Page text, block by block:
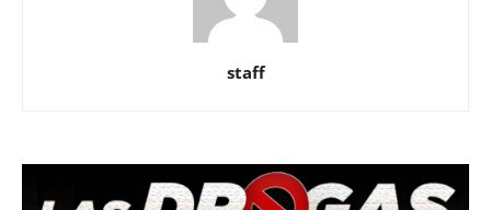
staff